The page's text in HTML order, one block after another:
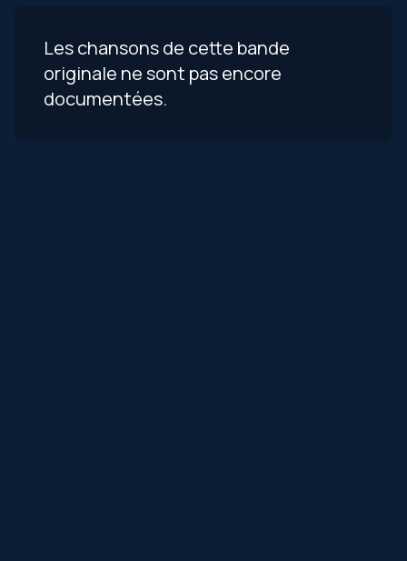
Les chansons de cette bande
originale ne sont pas encore
documentées.